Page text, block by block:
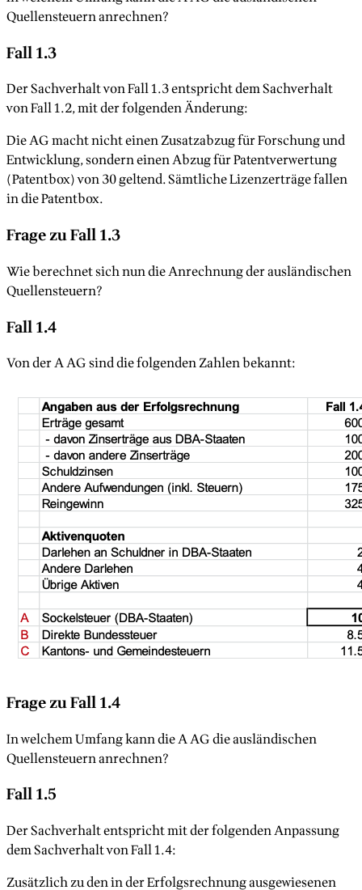
Quellensteuern anrechnen?
Fall 1.3
Der Sachverhalt von Fall 1.3 entspricht dem Sachverhalt
von Fall 1.2, mit der folgenden Änderung:
Die AG macht nicht einen Zusatzabzug für Forschung und
Entwicklung, sondern einen Abzug für Patentverwertung
(Patentbox) von 30 geltend. Sämtliche Lizenzerträge fallen
in die Patentbox.
Frage zu Fall 1.3
Wie berechnet sich nun die Anrechnung der ausländischen
Quellensteuern?
Fall 1.4
Von der A AG sind die folgenden Zahlen bekannt:
Frage zu Fall 1.4
In welchem Umfang kann die A AG die ausländischen
Quellensteuern anrechnen?
Fall 1.5
Der Sachverhalt entspricht mit der folgenden Anpassung
dem Sachverhalt von Fall 1.4:
Zusätzlich zu den in der Erfolgsrechnung ausgewiesenen